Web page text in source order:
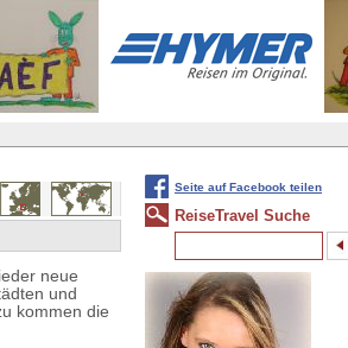
neue
und
kommen die
Seite auf Facebook teilen
ReiseTravel Suche